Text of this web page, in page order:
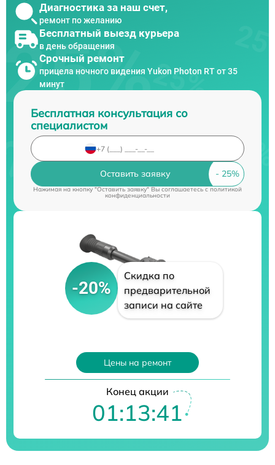
Диагностика за наш счет,
ремонт по желанию
Бесплатный выезд курьера
в день обращения
Срочный ремонт
прицела ночного видения Yukon Photon RT от 35
минут
Бесплатная консультация со
специалистом
Оставить заявку
Нажимая на кнопку "Оставить заявку" Вы соглашаетесь cполитикой
конфиденциальности
-20%
Скидка по
предварительной
записи на сайте
Цены на ремонт
Конец акции
01:13:40